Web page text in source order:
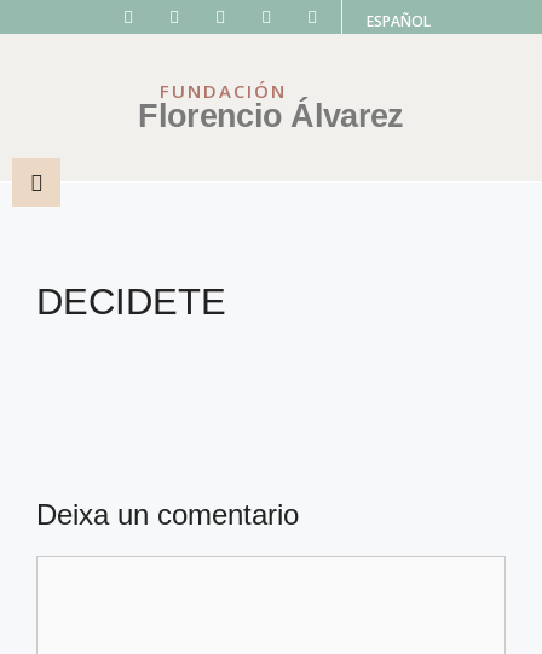
ESPAÑOL
FUNDACIÓN
Florencio Álvarez
DECIDETE
Deixa un comentario